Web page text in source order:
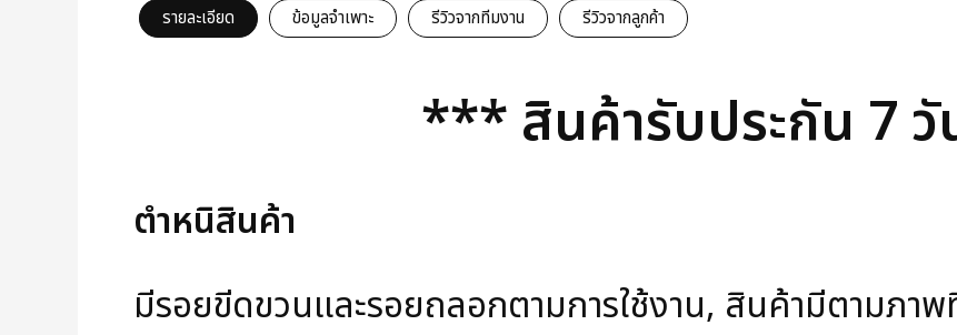
รายละเอียด ข้อมูลจำเพาะ รีวิวจากทีมงาน รีวิวจากลูกค้า
*** สินค้ารับประกัน 7
ตำหนิสินค้า
มีรอยขีดขวนและรอยถลอกตามการใช้งาน, สินค้ามีตามภา